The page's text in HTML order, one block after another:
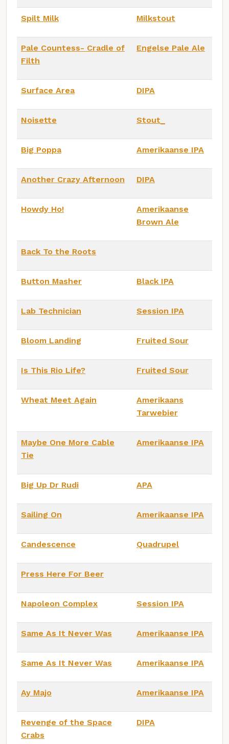
Spilt Milk Milkstout
Pale Countess- Cradle of
Filth
Engelse Pale Ale
Surface Area DIPA
Noisette Stout_
Big Poppa Amerikaanse IPA
Another Crazy Afternoon DIPA
Howdy Ho!
Amerikaanse
Brown Ale
Back To the Roots
Button Masher Black IPA
Lab Technician Session IPA
Bloom Landing Fruited Sour
Is This Rio Life? Fruited Sour
Wheat Meet Again
Amerikaans
Tarwebier
Maybe One More Cable
Tie
Amerikaanse IPA
Big Up Dr Rudi APA
Sailing On Amerikaanse IPA
Candescence Quadrupel
Press Here For Beer
Napoleon Complex Session IPA
Same As It Never Was Amerikaanse IPA
Same As It Never Was Amerikaanse IPA
Ay Majo Amerikaanse IPA
Revenge of the Space
Crabs
DIPA